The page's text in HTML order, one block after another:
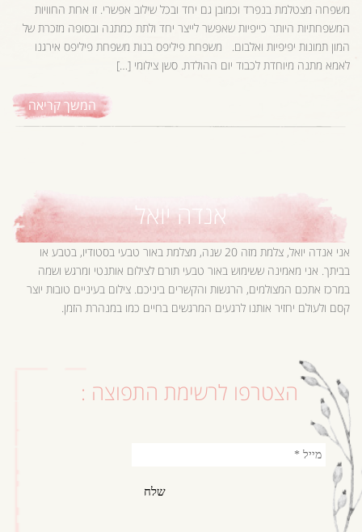
משפחה מצטלמת בנפרד וכמובן גם יחד ובכל שילוב אפשרי. זו אחת החוויות
המשפחתיות היותר כייפיות שאפשר לייצר יחד ולתת כמתנה ובסופה מזכרת של
המון תמונות יפיפיות ואלבום. משפחת פיליפס בנות משפחת פיליפס אירגנו
לאמא מתנה מיוחדת לכבוד יום ההולדת. סשן צילומי […]
המשך קריאה
אנדה יואל
אני אנדה יואל, צלמת מזה 20 שנה, מצלמת באור טבעי בסטודיו, בטבע או
בביתך. אני מאמינה ששימוש באור טבעי תורם לצילום אותנטי ומרגש ושמה
במרכז אתכם המצולמים, הרגשות והקשרים ביניכם. צילום בעיניים טובות יוצר
קסם ולעולם יחזיר אותנו לרגעים המרגשים בחיים כמו במנהרת הזמן.
הצטרפו לרשימת התפוצה :